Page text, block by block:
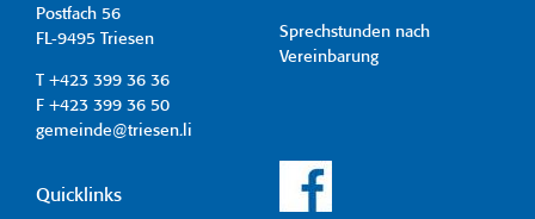
Postfach 56
FL-9495 Triesen
T +423 399 36 36
F +423 399 36 50
gemeinde@triesen.li
Sprechstunden nach
Vereinbarung
Quicklinks